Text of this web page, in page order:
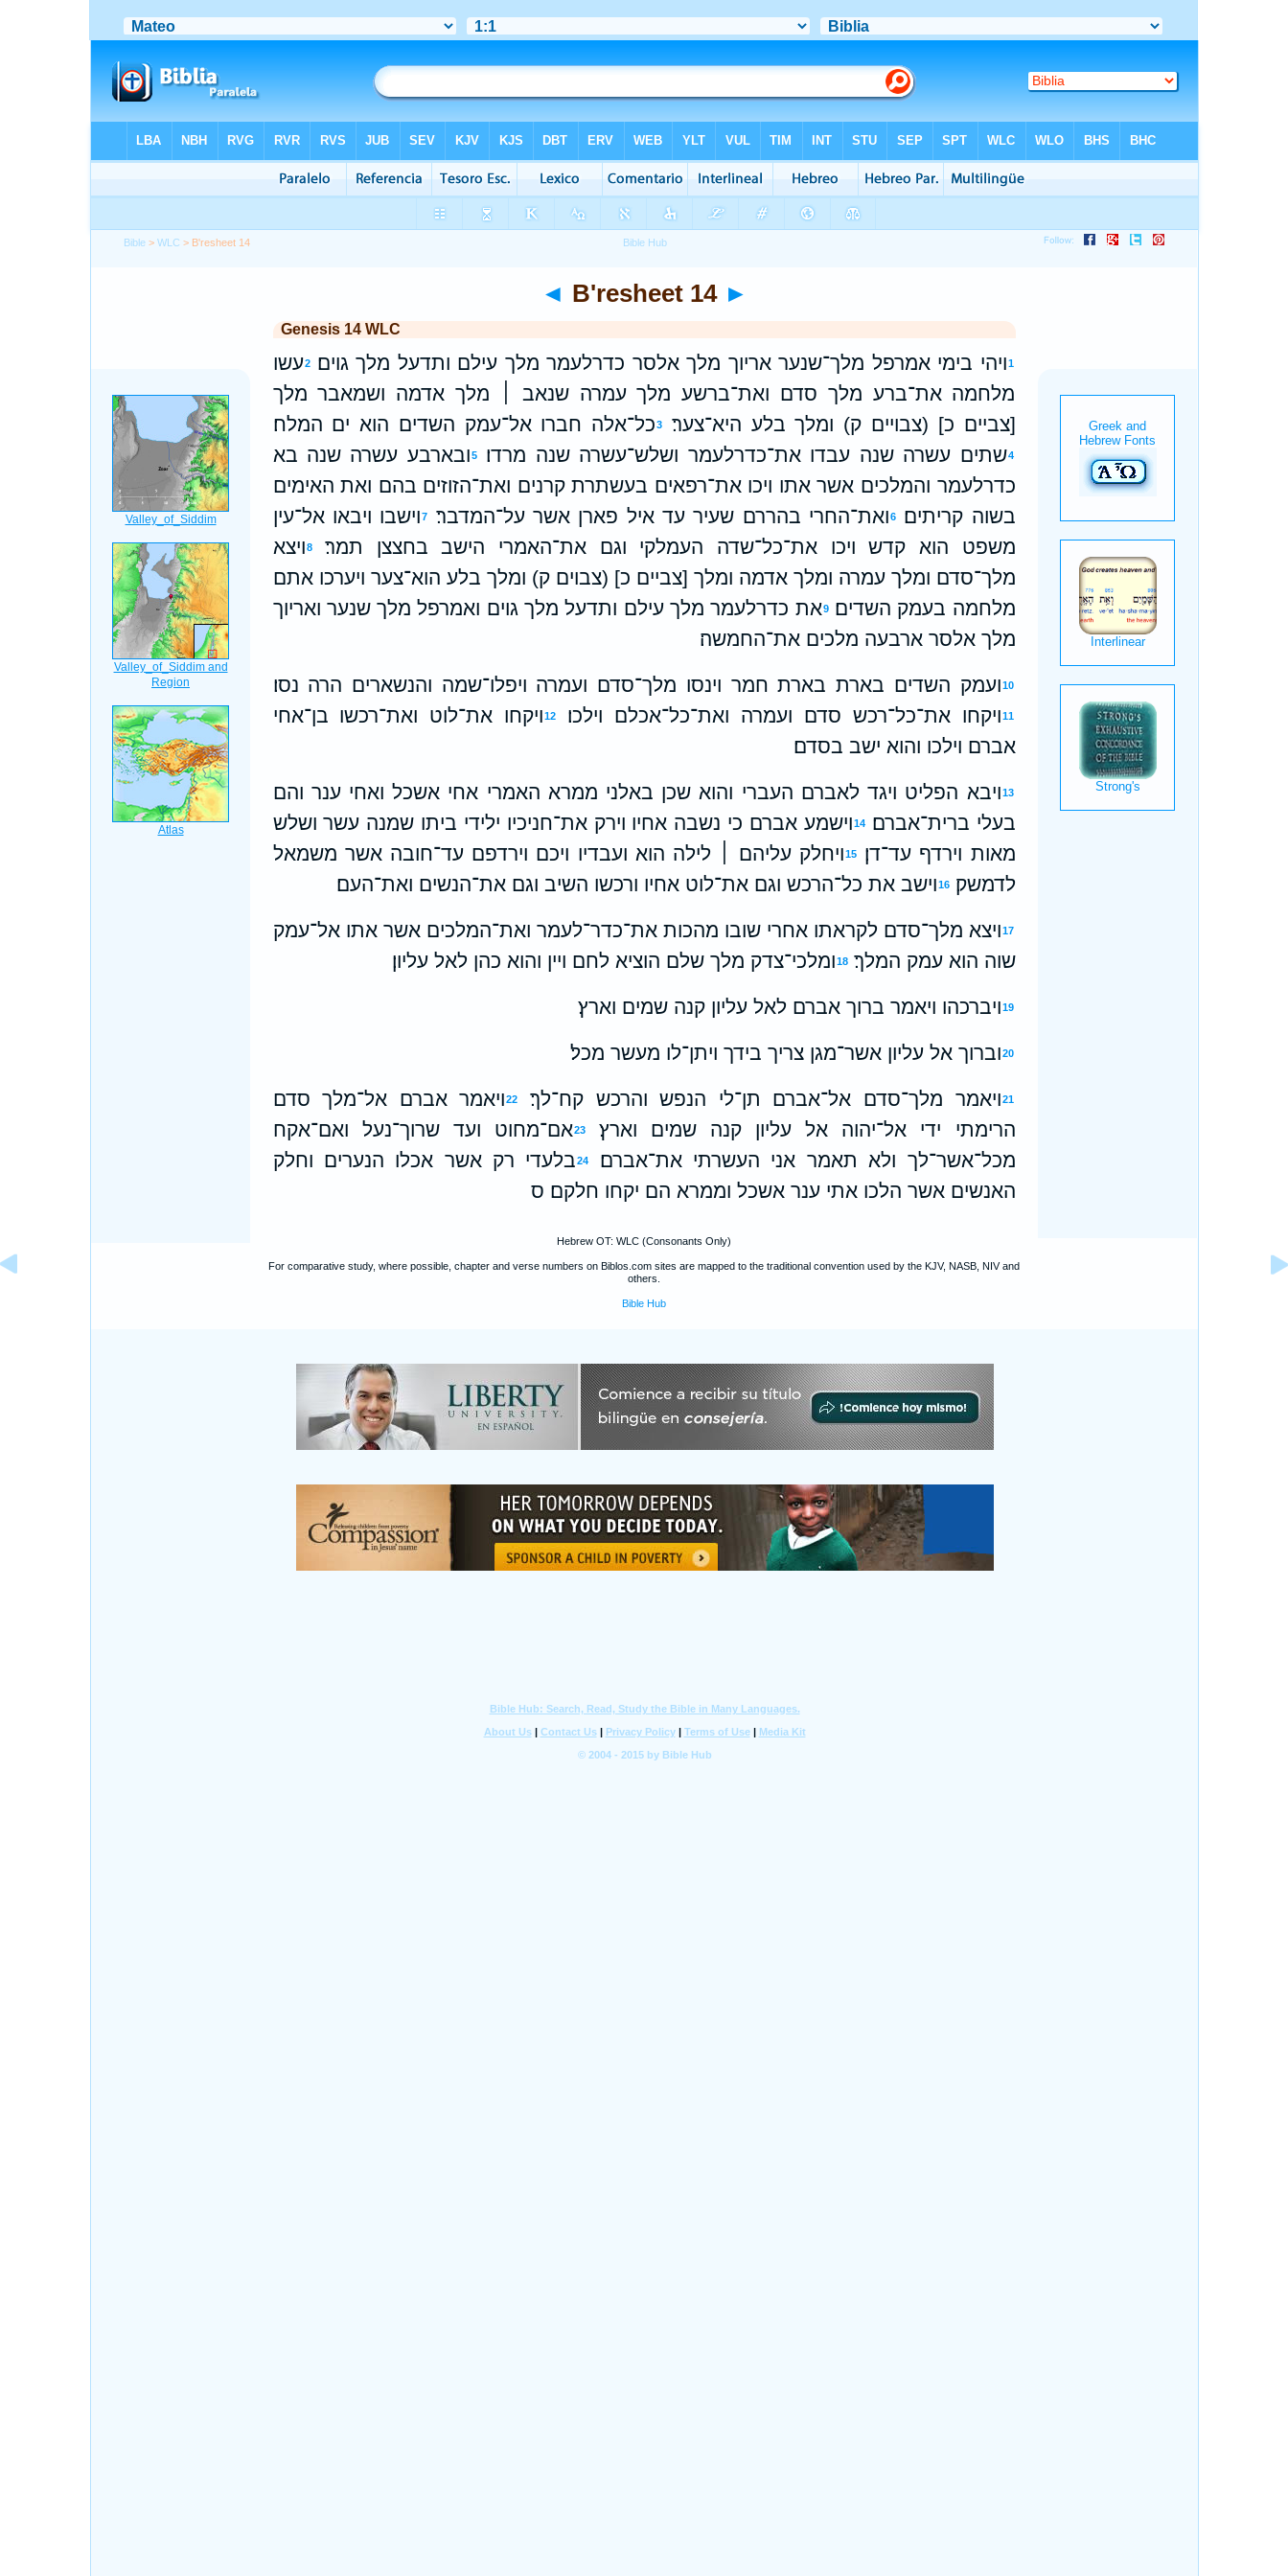
Bible >WLC > B'resheet 14
◄ B'resheet 14 ►
Genesis 14 WLC
1ויהי בימי אמרפל מלך־שנער אריוך מלך אלסר כדרלעמר מלך עילם ותדעל מלך גוים׃ 2עשו
מלחמה את־ברע מלך סדם ואת־ברשע מלך עמרה שנאב ׀ מלך אדמה ושמאבר מלך
[צביים כ] (צבויים ק) ומלך בלע היא־צער׃
3כל־אלה חברו אל־עמק השדים הוא ים המלח׃
4שתים עשרה שנה עבדו את־כדרלעמר ושלש־עשרה שנה מרדו׃ 5ובארבע עשרה שנה בא
כדרלעמר והמלכים אשר אתו ויכו את־רפאים בעשתרת קרנים ואת־הזוזים בהם ואת האימים
בשוה קריתים׃
6ואת־החרי בהררם שעיר עד איל פארן אשר על־המדבר׃ 7וישבו ויבאו אל־עין
משפט הוא קדש ויכו את־כל־שדה העמלקי וגם את־האמרי הישב בחצצן תמר׃
8ויצא
מלך־סדם ומלך עמרה ומלך אדמה ומלך [צביים כ] (צבוים ק) ומלך בלע הוא־צער ויערכו אתם
מלחמה בעמק השדים׃
9את כדרלעמר מלך עילם ותדעל מלך גוים ואמרפל מלך שנער ואריוך
מלך אלסר ארבעה מלכים את־החמשה׃
10ועמק השדים בארת בארת חמר וינסו מלך־סדם ועמרה ויפלו־שמה והנשארים הרה נסו׃
11ויקחו את־כל־רכש סדם ועמרה ואת־כל־אכלם וילכו׃ 12ויקחו את־לוט ואת־רכשו בן־אחי
אברם וילכו והוא ישב בסדם׃
13ויבא הפליט ויגד לאברם העברי והוא שכן באלני ממרא האמרי אחי אשכל ואחי ענר והם
בעלי ברית־אברם׃
14וישמע אברם כי נשבה אחיו וירק את־חניכיו ילידי ביתו שמנה עשר ושלש
מאות וירדף עד־דן׃
15ויחלק עליהם ׀ לילה הוא ועבדיו ויכם וירדפם עד־חובה אשר משמאל
לדמשק׃
16וישב את כל־הרכש וגם את־לוט אחיו ורכשו השיב וגם את־הנשים ואת־העם׃
17ויצא מלך־סדם לקראתו אחרי שובו מהכות את־כדר־לעמר ואת־המלכים אשר אתו אל־עמק
שוה הוא עמק המלך׃ 18ומלכי־צדק מלך שלם הוציא לחם ויין והוא כהן לאל עליון׃
19ויברכהו ויאמר ברוך אברם לאל עליון קנה שמים וארץ׃
20וברוך אל עליון אשר־מגן צריך בידך ויתן־לו מעשר מכל׃
21ויאמר מלך־סדם אל־אברם תן־לי הנפש והרכש קח־לך׃ 22ויאמר אברם אל־מלך סדם
הרימתי ידי אל־יהוה אל עליון קנה שמים וארץ׃
23אם־מחוט ועד שרוך־נעל ואם־אקח
מכל־אשר־לך ולא תאמר אני העשרתי את־אברם׃
24בלעדי רק אשר אכלו הנערים וחלק
האנשים אשר הלכו אתי ענר אשכל וממרא הם יקחו חלקם׃ ס
Hebrew OT: WLC (Consonants Only)
For comparative study, where possible, chapter and verse numbers on Biblos.com sites are mapped to the traditional convention used by the KJV, NASB, NIV and
others.
Bible Hub